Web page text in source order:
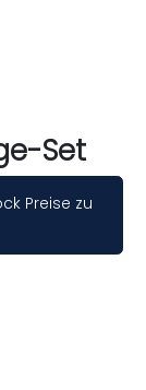
Set
Preise zu